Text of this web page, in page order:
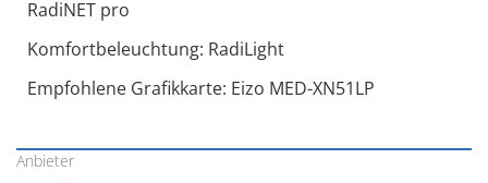
RadiNET pro
Komfortbeleuchtung: RadiLight
Empfohlene Grafikkarte: Eizo MED-XN51LP
Anbieter